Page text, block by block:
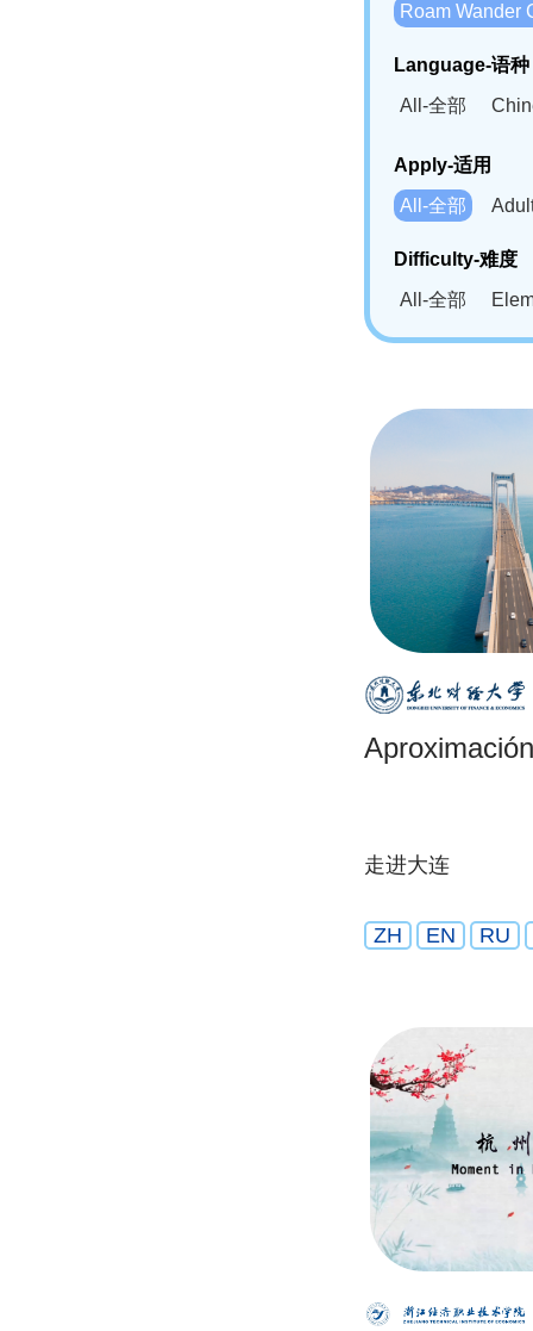
Roam Wander
Language-语种
All-全部
Bahasa
Swahili(SW)-
Apply-适用
All-全部
Difficulty-难度
All-全部
走进大连
ZH EN RU